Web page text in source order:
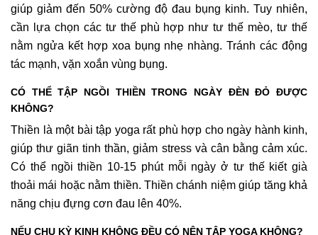
giúp giảm đến 50% cường độ đau bụng kinh. Tuy nhiên,
cần lựa chọn các tư thế phù hợp như tư thế mèo, tư thế
nằm ngửa kết hợp xoa bụng nhẹ nhàng. Tránh các động
tác mạnh, vặn xoắn vùng bụng.
CÓ THỂ TẬP NGỒI THIỀN TRONG NGÀY ĐÈN ĐỎ ĐƯỢC
KHÔNG?
Thiền là một bài tập yoga rất phù hợp cho ngày hành kinh,
giúp thư giãn tinh thần, giảm stress và cân bằng cảm xúc.
Có thể ngồi thiền 10-15 phút mỗi ngày ở tư thế kiết già
thoải mái hoặc nằm thiền. Thiền chánh niệm giúp tăng khả
năng chịu đựng cơn đau lên 40%.
NẾU CHU KỲ KINH KHÔNG ĐỀU CÓ NÊN TẬP YOGA KHÔNG?